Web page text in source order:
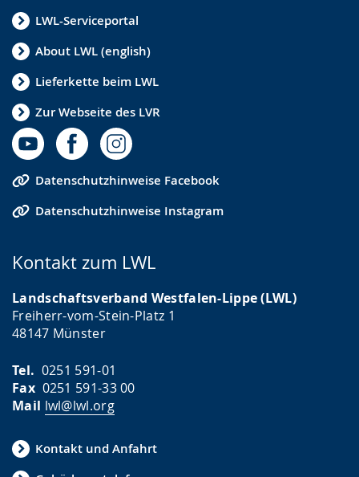
LWL-Serviceportal
About LWL (english)
Lieferkette beim LWL
Zur Webseite des LVR
Datenschutzhinweise Facebook
Datenschutzhinweise Instagram
Kontakt zum LWL
Landschaftsverband Westfalen-Lippe (LWL)
Freiherr-vom-Stein-Platz 1
48147 Münster
Tel. 0251 591-01
Fax0251 591-33 00
Mail lwl@lwl.org
Kontakt und Anfahrt